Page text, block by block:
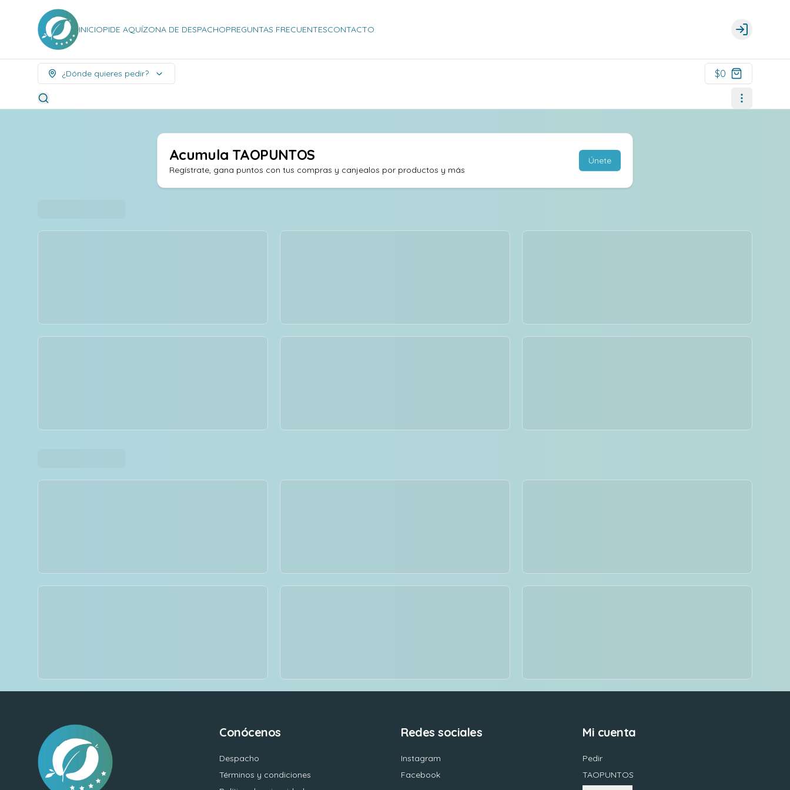
INICIOPIDE AQUÍZONA DE DESPACHOPREGUNTAS FRECUENTESCONTACTO Login
¿Dónde quieres pedir? $0
Acumula TAOPUNTOS
Regístrate, gana puntos con tus compras y canjealos por productos y más
Únete
Conócenos
Despacho
Términos y condiciones
Redes sociales
Instagram
Facebook
Mi cuenta
Pedir
TAOPUNTOS